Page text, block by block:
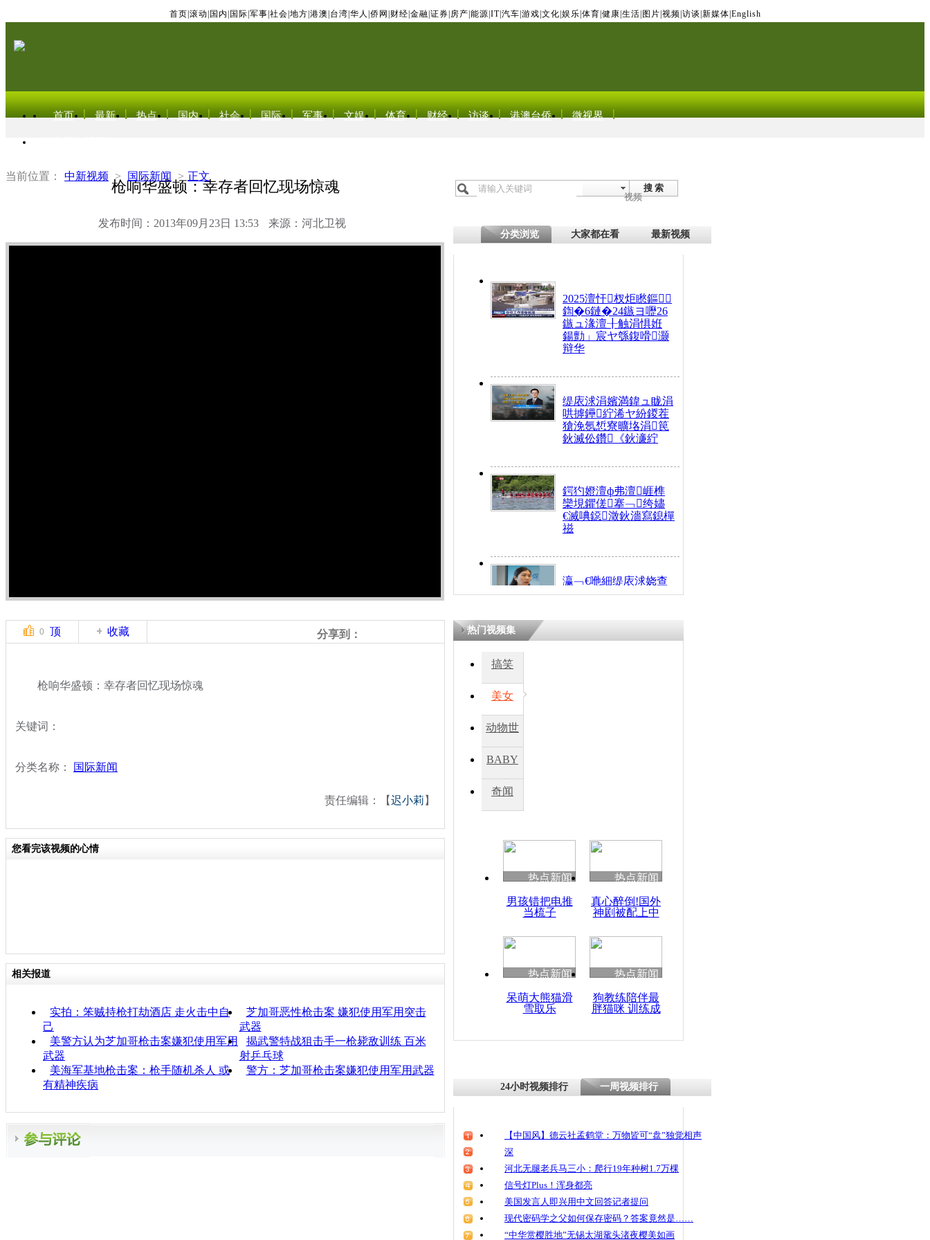
首页 滚动 国内 国际 军事 社会 地方 港澳 台湾 华人 侨网 财经 金融 证券 房产 能源 IT| 汽车 游戏 文化 娱乐 体育 健康 生活 图片 视频 访谈 新媒体 English
首页 最新 热点 国内 社会 国际 军事 文娱 体育 财经 访谈 港澳台侨 微视界
当前位置： 中新视频 > 国际新闻 > 正文
枪响华盛顿：幸存者回忆现场惊魂
发布时间：2013年09月23日 13:53 来源：河北卫视
搜 索
视频
分类浏览 大家都在看 最新视频
2025澶忓杈炬矁鏂
鍧�6鏈�24鏃ヨ嚦26
鏃ュ湪澶╂触涓惧姙
鍚勯」宸ヤ綔鍑嗗灏
辩华
缇庡浗涓嬪満鍏ュ眬涓
哄摢鑸紵浠ヤ紛鍐茬
獊浼氬惁寮曠垎涓笢
鈥滅伀鑽《鈥濓紵
鍔犳嬁澶ф弗澶崕榫
欒垷鑺傞搴﹁绔嬧
€滅唺鐚澂鈥濇寫鎴樿
禌
瀛﹁€咃細缇庡浗娆查
€间笢鍗椾簹涓庝腑鍥
瘑灞€
0 顶 收藏 分享到：
枪响华盛顿：幸存者回忆现场惊魂
关键词：
分类名称： 国际新闻
责任编辑：【迟小莉 】
您看完该视频的心情
相关报道
实拍：笨贼持枪打劫酒店 走火击中自
己
芝加哥恶性枪击案 嫌犯使用军用突击
武器
美警方认为芝加哥枪击案嫌犯使用军用
武器
揭武警特战狙击手一枪毙敌训练 百米
射乒乓球
美海军基地枪击案：枪手随机杀人 或
有精神疾病
警方：芝加哥枪击案嫌犯使用军用武器
热门视频集
搞笑
美女
动物世
BABY
秀
奇闻
热点新闻
男孩错把电推
当梳子
热点新闻
真心醉倒!国外
神剧被配上中
热点新闻
呆萌大熊猫滑
雪取乐
热点新闻
狗教练陪伴最
胖猫咪 训练成
24小时视频排行 一周视频排行
【中国风】德云社孟鹤堂：万物皆可“盘”独觉相声
深
河北无腿老兵马三小：爬行19年种树1.7万棵
信号灯Plus！浑身都亮
美国发言人即兴用中文回答记者提问
现代密码学之父如何保存密码？答案竟然是……
“中华赏樱胜地”无锡太湖鼋头渚夜樱美如画